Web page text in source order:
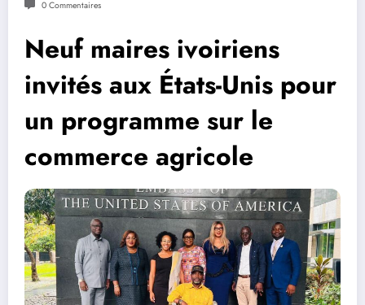
0 Commentaires
Neuf maires ivoiriens
invités aux États-Unis pour
un programme sur le
commerce agricole